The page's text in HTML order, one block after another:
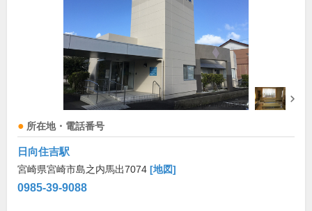
所在地・電話番号
日向住吉駅
宮崎県宮崎市島之内馬出7074 [地図]
0985-39-9088